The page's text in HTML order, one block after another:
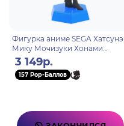
Фигурка аниме SEGA Хатсунэ
Мику Мочизуки Хонами
Honami 16 см
3 149р.
157 Pop-Баллов